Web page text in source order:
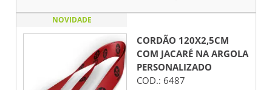
NOVIDADE
CORDÃO 120X2,5CM
COM JACARÉ NA ARGOLA
PERSONALIZADO
COD.: 6487